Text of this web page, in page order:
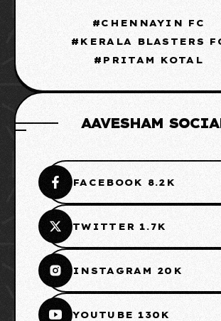
CHENNAYIN FC
KERALA BLASTERS
PRITAM KOTAL
AAVESHAM
FACEBOOK 8.2K
TWITTER 1.7K
INSTAGRAM 20K
YOUTUBE 130K